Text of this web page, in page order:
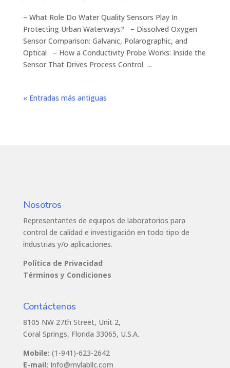
– What Role Do Water Quality Sensors Play In
Protecting Urban Waterways? – Dissolved Oxygen
Sensor Comparison: Galvanic, Polarographic, and
Optical – How a Conductivity Probe Works: Inside the
Sensor That Drives Process Control ...
« Entradas más antiguas
Nosotros
Representantes de equipos de laboratorios para
control de calidad e investigación en todo tipo de
industrias y/o aplicaciones.
Política de Privacidad
Términos y Condiciones
Contáctenos
8105 NW 27th Street, Unit 2,
Coral Springs, Florida 33065, U.S.A.
Mobile: (1-941)-623-2642
E-mail: Info@mylabllc.com